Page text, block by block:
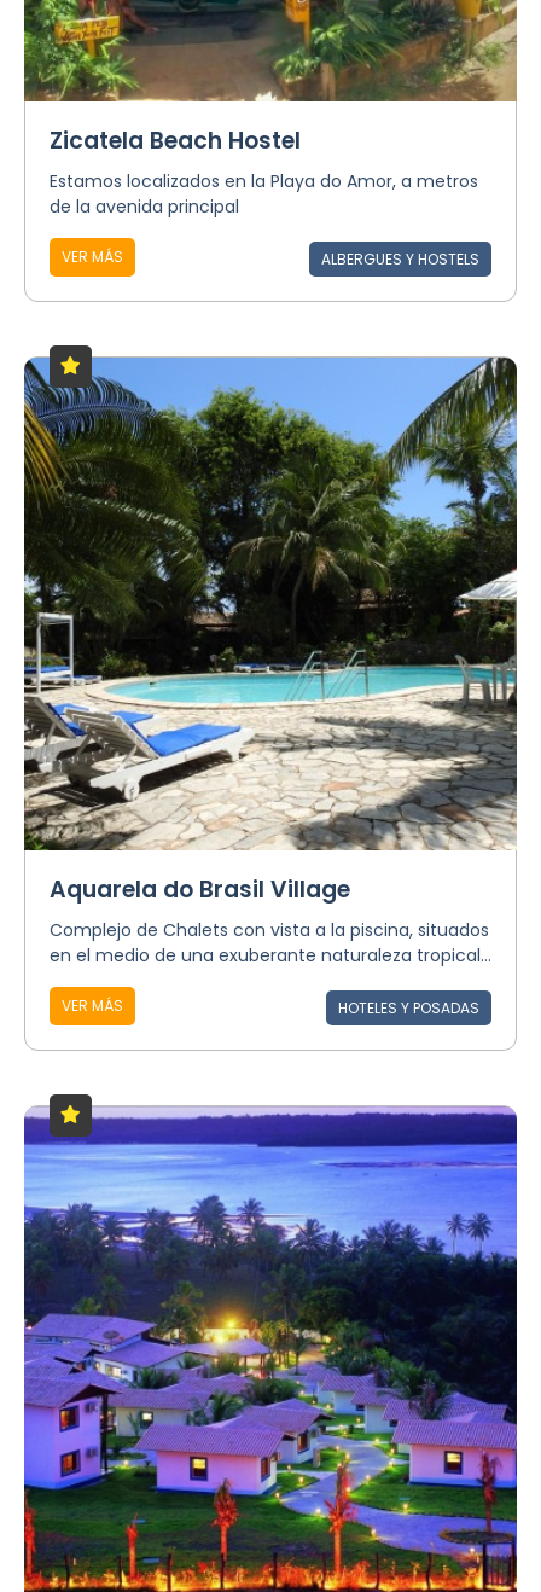
Zicatela Beach Hostel
Estamos localizados en la Playa do Amor, a metros
de la avenida principal
VER MÁS ALBERGUES Y HOSTELS
Aquarela do Brasil Village
Complejo de Chalets con vista a la piscina, situados
en el medio de una exuberante naturaleza tropical...
VER MÁS HOTELES Y POSADAS